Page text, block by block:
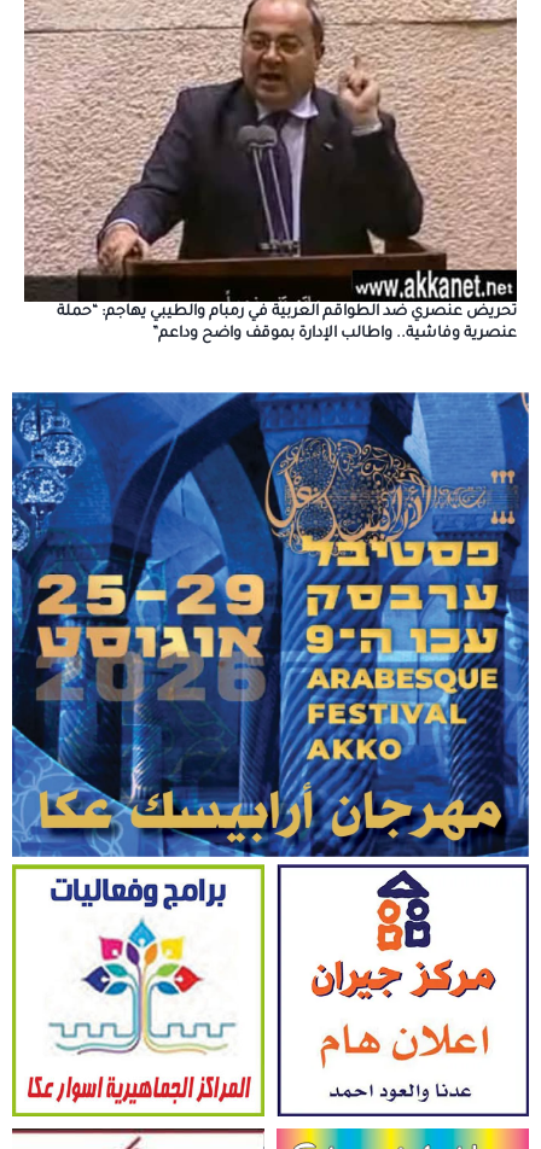
تحريض عنصري ضد الطواقم العربية في رمبام والطيبي يهاجم: “حملة
عنصرية وفاشية.. واطالب الإدارة بموقف واضح وداعم”